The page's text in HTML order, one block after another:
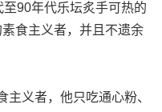
90年代乐坛炙手可热的
食主义者，并且不遗余
主义者，他只吃通心粉、